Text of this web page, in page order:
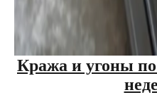
Кража и угоны